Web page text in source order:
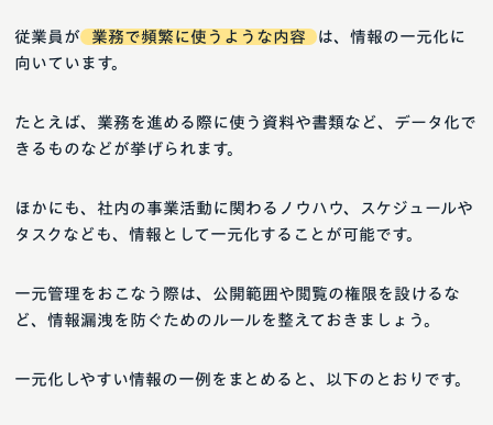
従業員が 業務で頻繁に使うような内容
は、情報の一元化に
向いています。
たとえば、業務を進める際に使う資料や書類など、データ化で
きるものなどが挙げられます。
ほかにも、社内の事業活動に関わるノウハウ、スケジュールや
タスクなども、情報として一元化することが可能です。
一元管理をおこなう際は、公開範囲や閲覧の権限を設けるな
ど、情報漏洩を防ぐためのルールを整えておきましょう。
一元化しやすい情報の一例をまとめると、以下のとおりです。